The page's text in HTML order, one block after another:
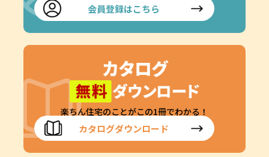
会員登録はこちら
楽ちん住宅のことがこの1冊でわかる！
カタログダウンロード